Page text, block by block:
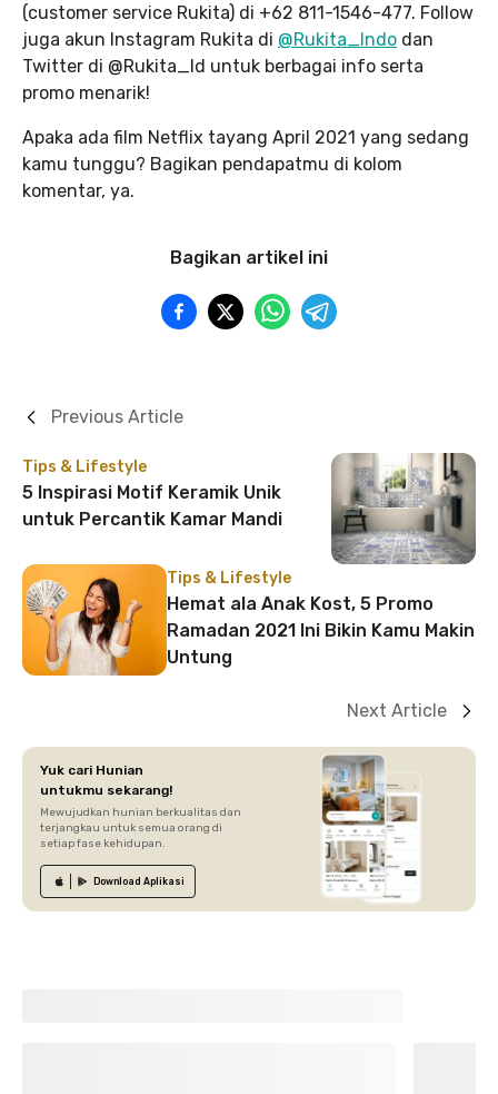
(customer service Rukita) di +62 811-1546-477. Follow
juga akun Instagram Rukita di @Rukita_Indo dan
Twitter di @Rukita_Id untuk berbagai info serta
promo menarik!
Apaka ada film Netflix tayang April 2021 yang sedang
kamu tunggu? Bagikan pendapatmu di kolom
komentar, ya.
Bagikan artikel ini
Tips & Lifestyle
5 Inspirasi Motif Keramik Unik
untuk Percantik Kamar Mandi
Previous Article
Tips & Lifestyle
Hemat ala Anak Kost, 5 Promo
Ramadan 2021 Ini Bikin Kamu Makin
Untung
Next Article
Yuk cari Hunian
untukmu sekarang!
Mewujudkan hunian berkualitas dan
terjangkau untuk semua orang di
setiap fase kehidupan.
Download Aplikasi